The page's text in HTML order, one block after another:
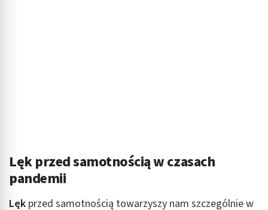
Lęk przed samotnością w czasach
pandemii
Lęk przed samotnością towarzyszy nam szczególnie w